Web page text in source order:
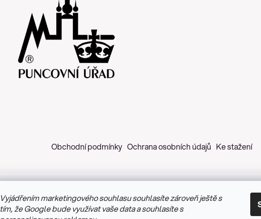
Vyjádřením marketingového souhlasu souhlasíte zároveň ještě s
tím, že Google bude využívat vaše data a souhlasíte s
Obchodní podmínky Ochrana osobních údajů Ke stažení
Copyright 2026Z&H Růžičková. Všechna práva vyhrazena. Upravit